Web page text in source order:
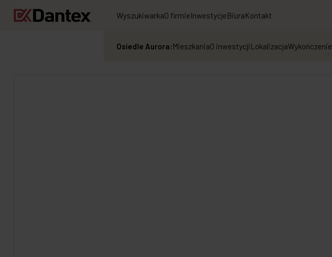
WyszukiwarkaO firmieInwestycjeBiuraKontakt
Osiedle Aurora:MieszkaniaO inwestycjiLokalizacjaWykończenie